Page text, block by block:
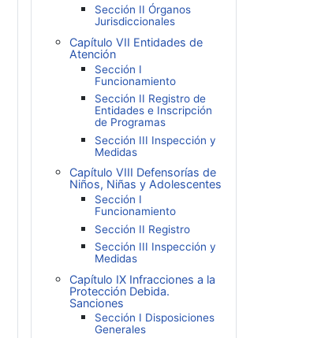
Sección II Órganos
Jurisdiccionales
Capítulo VII Entidades de
Atención
Sección I
Funcionamiento
Sección II Registro de
Entidades e Inscripción
de Programas
Sección III Inspección y
Medidas
Capítulo VIII Defensorías de
Niños, Niñas y Adolescentes
Sección I
Funcionamiento
Sección II Registro
Sección III Inspección y
Medidas
Capítulo IX Infracciones a la
Protección Debida.
Sanciones
Sección I Disposiciones
Generales